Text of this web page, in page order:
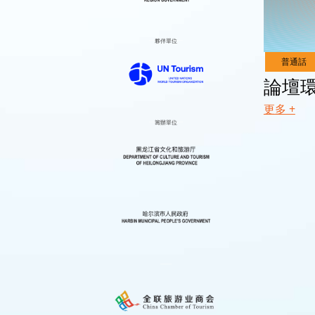
夥伴單位
籌辦單位
論壇
更多 +